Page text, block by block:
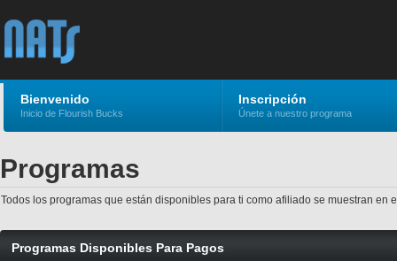
Bienvenido
Inicio de Flourish Bucks
Inscripción
Únete a nuestro programa
Programas
Todos los programas que están disponibles para ti como afiliado se muestran
Programas Disponibles Para Pagos